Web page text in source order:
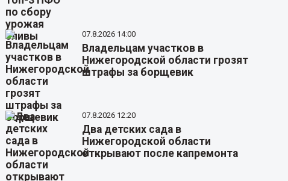
07.8.2026 14:00
Владельцам участков в
Нижегородской области грозят
штрафы за борщевик
07.8.2026 12:20
Два детских сада в
Нижегородской области
открывают после капремонта